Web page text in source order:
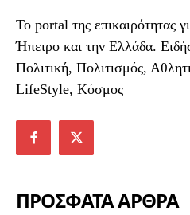
To portal της επικαιρότητας
Ήπειρο και την Ελλάδα.
Πολιτική, Πολιτισμός,
LifeStyle, Κόσμος
ΠΡΟΣΦΑΤΑ ΑΡΘΡΑ